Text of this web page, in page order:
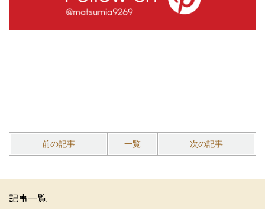
前の記事 一覧 次の記事
記事一覧